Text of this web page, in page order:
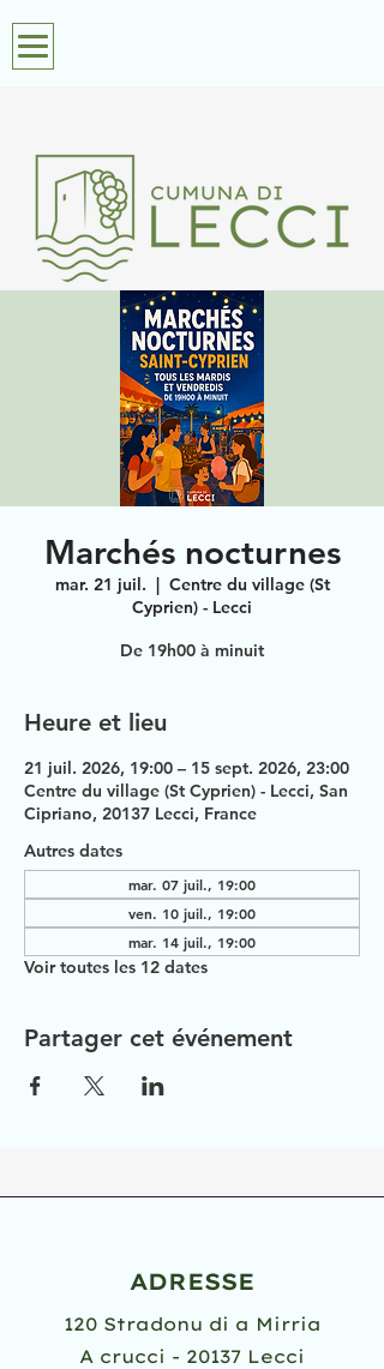
Marchés nocturnes
mar. 21 juil.
  |
Centre du village (St
Cyprien) - Lecci
De 19h00 à minuit
Heure et lieu
21 juil. 2026, 19:00 – 15 sept. 2026, 23:00
Centre du village (St Cyprien) - Lecci, San
Cipriano, 20137 Lecci, France
Autres dates
mar. 07 juil., 19:00
ven. 10 juil., 19:00
mar. 14 juil., 19:00
Voir toutes les 12 dates
Partager cet événement
ADRESSE
120 Stradonu di a Mirria
A crucci - 20137 Lecci